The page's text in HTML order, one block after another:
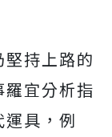
持上路的
宜分析指
運具，例